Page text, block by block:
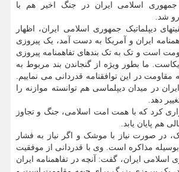
اسلامی ایران در جنگ اخیر هم با
شد.
دیپلماتیک جمهوری اسلامی ایران، اظهار
ایران و آمریکا به دست آمد، یک پیروزی
است و تک به تک بندهای تفاهمنامه پیروزی
ما بطور ویژه از گنجاندن بند مربوط به
مقاومت در این توافقنامه قدردانی می نماییم.
در میدان دیپلماسی هم توانسته موازنه را
دهد.
کرد که با همت امت اسلامی، جنگ و تجاوز
هم پایان یابد.
در صورت نیاز با موشک و اگر نیاز به فشار
مذاکره است. وی با قدردانی از موفقیت
اسلامی ایران، گفت: آنچه در تفاهمنامه ایران